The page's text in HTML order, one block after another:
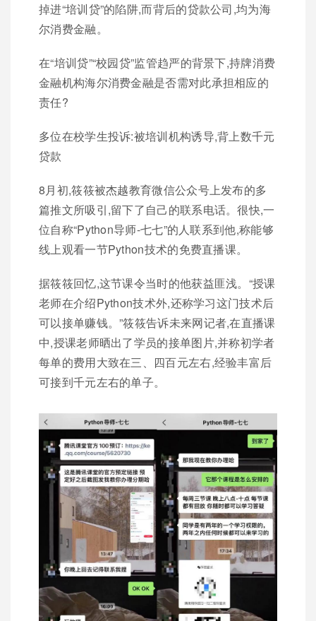
掉进“培训贷”的陷阱,而背后的贷款公司,均为海
尔消费金融。
在“培训贷”“校园贷”监管趋严的背景下,持牌消费
金融机构海尔消费金融是否需对此承担相应的
责任?
多位在校学生投诉:被培训机构诱导,背上数千元
贷款
8月初,筱筱被杰越教育微信公众号上发布的多
篇推文所吸引,留下了自己的联系电话。很快,一
位自称“Python导师-七七”的人联系到他,称能够
线上观看一节Python技术的免费直播课。
据筱筱回忆,这节课令当时的他获益匪浅。“授课
老师在介绍Python技术外,还称学习这门技术后
可以接单赚钱。”筱筱告诉未来网记者,在直播课
中,授课老师晒出了学员的接单图片,并称初学者
每单的费用大致在三、四百元左右,经验丰富后
可接到千元左右的单子。